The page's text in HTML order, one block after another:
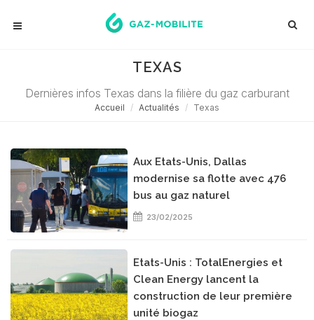
TEXAS
Dernières infos Texas dans la filière du gaz carburant
Accueil Actualités Texas
Aux Etats-Unis, Dallas
modernise sa flotte avec 476
bus au gaz naturel
23/02/2025
Etats-Unis : TotalEnergies et
Clean Energy lancent la
construction de leur première
unité biogaz